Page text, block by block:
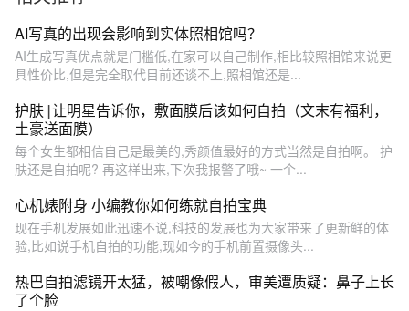
AI写真的出现会影响到实体照相馆吗？
AI生成写真优点就是门槛低,在家可以自己制作,相比较照相馆来说更
具性价比,但是完全取代目前还谈不上,照相馆还是...
护肤‖让明星告诉你，敷面膜后该如何自拍（文末有福利，
土豪送面膜）
每个女生都相信自己是最美的,秀颜值最好的方式当然是自拍啊。 护
肤还是自拍呢? 再这样出来,下次我报警了哦~ 一个...
心机婊附身 小编教你如何练就自拍宝典
现在手机发展如此迅速不说,科技的发展也为大家带来了更新鲜的体
验,比如说手机自拍的功能,现如今的手机前置摄像头...
热巴自拍滤镜开太猛，被嘲像假人，审美遭质疑：鼻子上长
了个脸